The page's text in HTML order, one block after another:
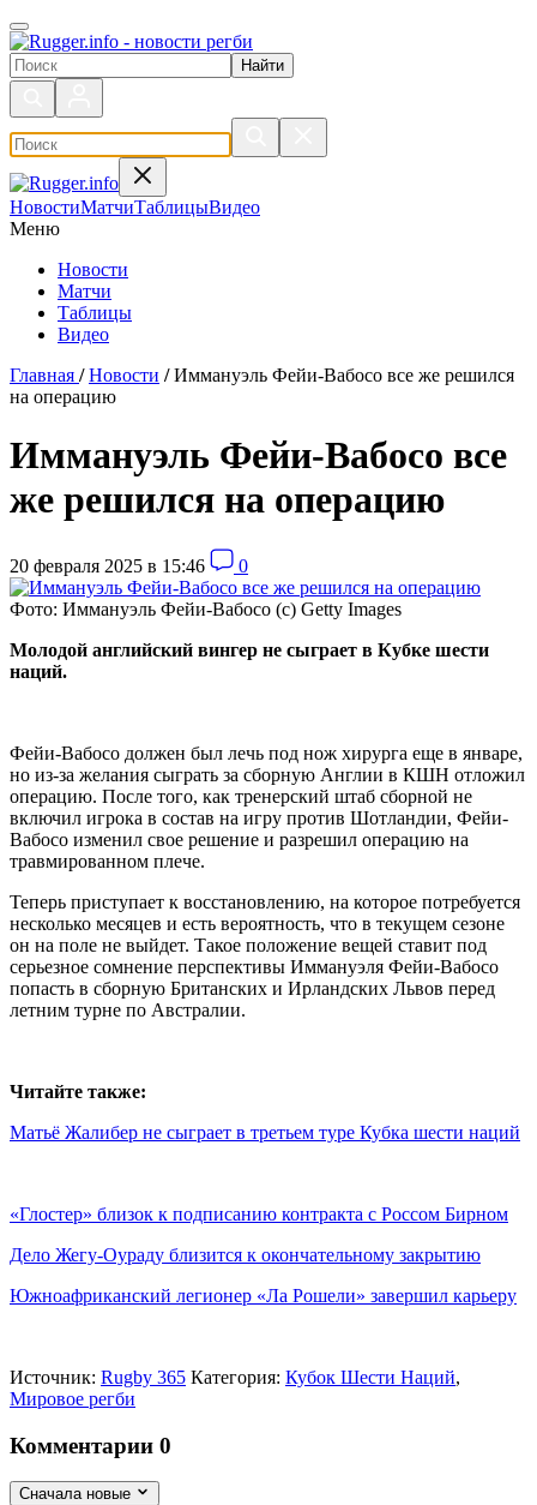
Поиск по сайту
НовостиМатчиТаблицыВидео
Меню
Новости
Матчи
Таблицы
Видео
Главная / Новости / Иммануэль Фейи-Вабосо все же решился
на операцию
Иммануэль Фейи-Вабосо все
же решился на операцию
20 февраля 2025 в 15:46 0
Фото: Иммануэль Фейи-Вабосо (с) Getty Images
Молодой английский вингер не сыграет в Кубке шести
наций.
Фейи-Вабосо должен был лечь под нож хирурга еще в январе,
но из-за желания сыграть за сборную Англии в КШН отложил
операцию. После того, как тренерский штаб сборной не
включил игрока в состав на игру против Шотландии, Фейи-
Вабосо изменил свое решение и разрешил операцию на
травмированном плече.
Теперь приступает к восстановлению, на которое потребуется
несколько месяцев и есть вероятность, что в текущем сезоне
он на поле не выйдет. Такое положение вещей ставит под
серьезное сомнение перспективы Иммануэля Фейи-Вабосо
попасть в сборную Британских и Ирландских Львов перед
летним турне по Австралии.
Читайте также:
Матьё Жалибер не сыграет в третьем туре Кубка шести наций
«Глостер» близок к подписанию контракта с Россом Бирном
Дело Жегу-Оураду близится к окончательному закрытию
Южноафриканский легионер «Ла Рошели» завершил карьеру
Источник: Rugby 365 Категория: Кубок Шести Наций,
Мировое регби
Комментарии 0
Сначала новые